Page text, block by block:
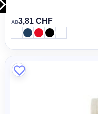
AB3,81 CHF